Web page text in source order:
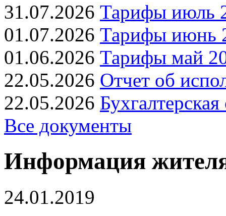
31.07.2026 Тарифы июль
01.07.2026 Тарифы июнь
01.06.2026 Тарифы май
22.05.2026 Отчет об
22.05.2026
Все документы
Информация
24.01.2019